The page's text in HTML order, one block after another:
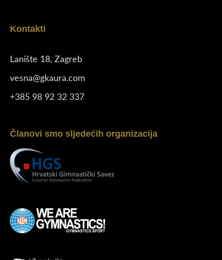
Kontakti
Lanište 18, Zagreb
vesna@gkaura.com
+385 98 92 32 337
Članovi smo sljedećih organizacija